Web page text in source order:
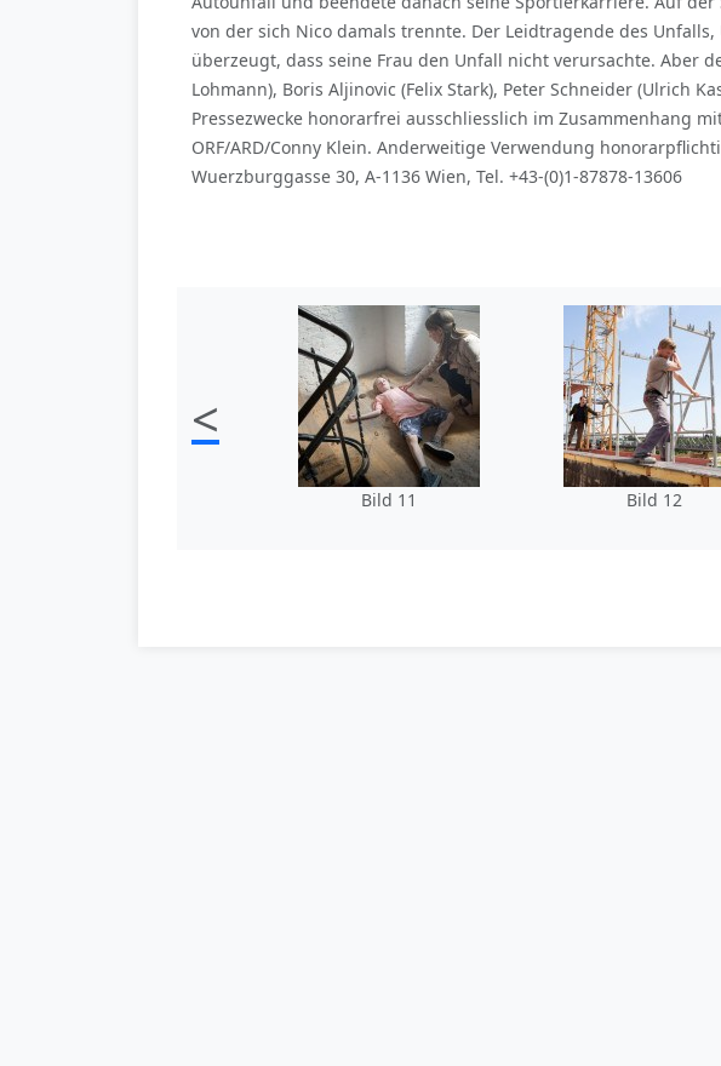
von der sich Nico damals trennte. Der Leidtragende des
überzeugt, dass seine Frau den Unfall nicht verursachte. Aber
Lohmann), Boris Aljinovic (Felix Stark), Peter Schneider (Ulrich
Pressezwecke honorarfrei ausschliesslich im Zusammenhang
ORF/ARD/Conny Klein. Anderweitige Verwendung
Wuerzburggasse 30, A-1136 Wien, Tel. +43-(0)1-87878-13606
<
Bild 11 Bild 12